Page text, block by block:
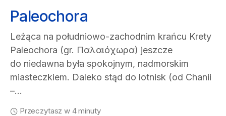
Paleochora
Leżąca na południowo-zachodnim krańcu Krety
Paleochora (gr. Παλαιόχωρα) jeszcze
do niedawna była spokojnym, nadmorskim
miasteczkiem. Daleko stąd do lotnisk (od Chanii
–…
Przeczytasz w 4 minuty